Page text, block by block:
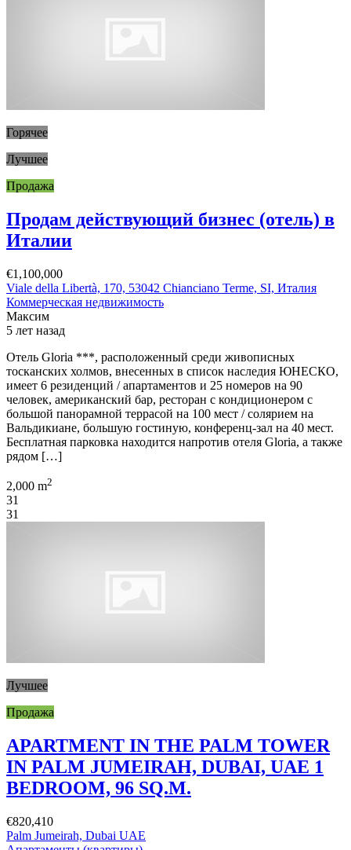
Горячее
Лучшее
Продажа
Продам действующий бизнес (отель) в
Италии
€1,100,000
Viale della Libertà, 170, 53042 Chianciano Terme, SI, Италия
Коммерческая недвижимость
Максим
5 лет назад
Отель Gloria ***, расположенный среди живописных
тосканских холмов, внесенных в список наследия ЮНЕСКО,
имеет 6 резиденций / апартаментов и 25 номеров на 90
человек, американский бар, ресторан с кондиционером с
большой панорамной террасой на 100 мест / солярием на
Вальдикиане, большую гостиную, конференц-зал на 40 мест.
Бесплатная парковка находится напротив отеля Gloria, а также
рядом […]
2,000 m2
31
31
Лучшее
Продажа
APARTMENT IN THE PALM TOWER
IN PALM JUMEIRAH, DUBAI, UAE 1
BEDROOM, 96 SQ.M.
€820,410
Palm Jumeirah, Dubai UAE